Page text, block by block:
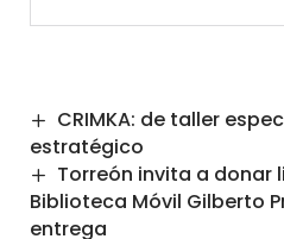
CRIMKA: de taller
estratégico
Torreón invita a donar
Biblioteca Móvil Gilberto
entrega